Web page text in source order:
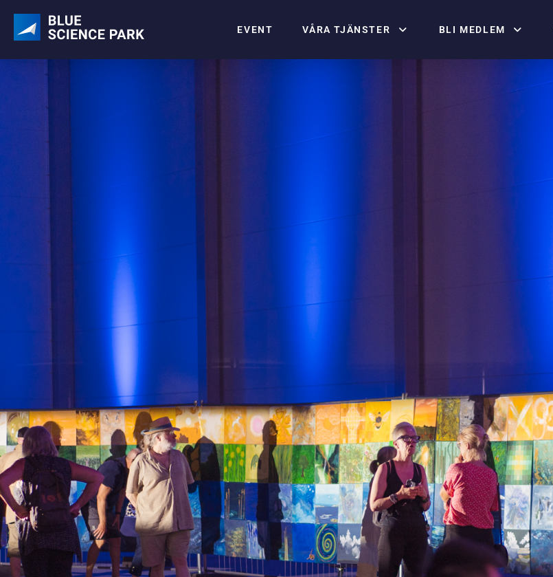
EVENT VÅRA TJÄNSTER BLI MEDLEM